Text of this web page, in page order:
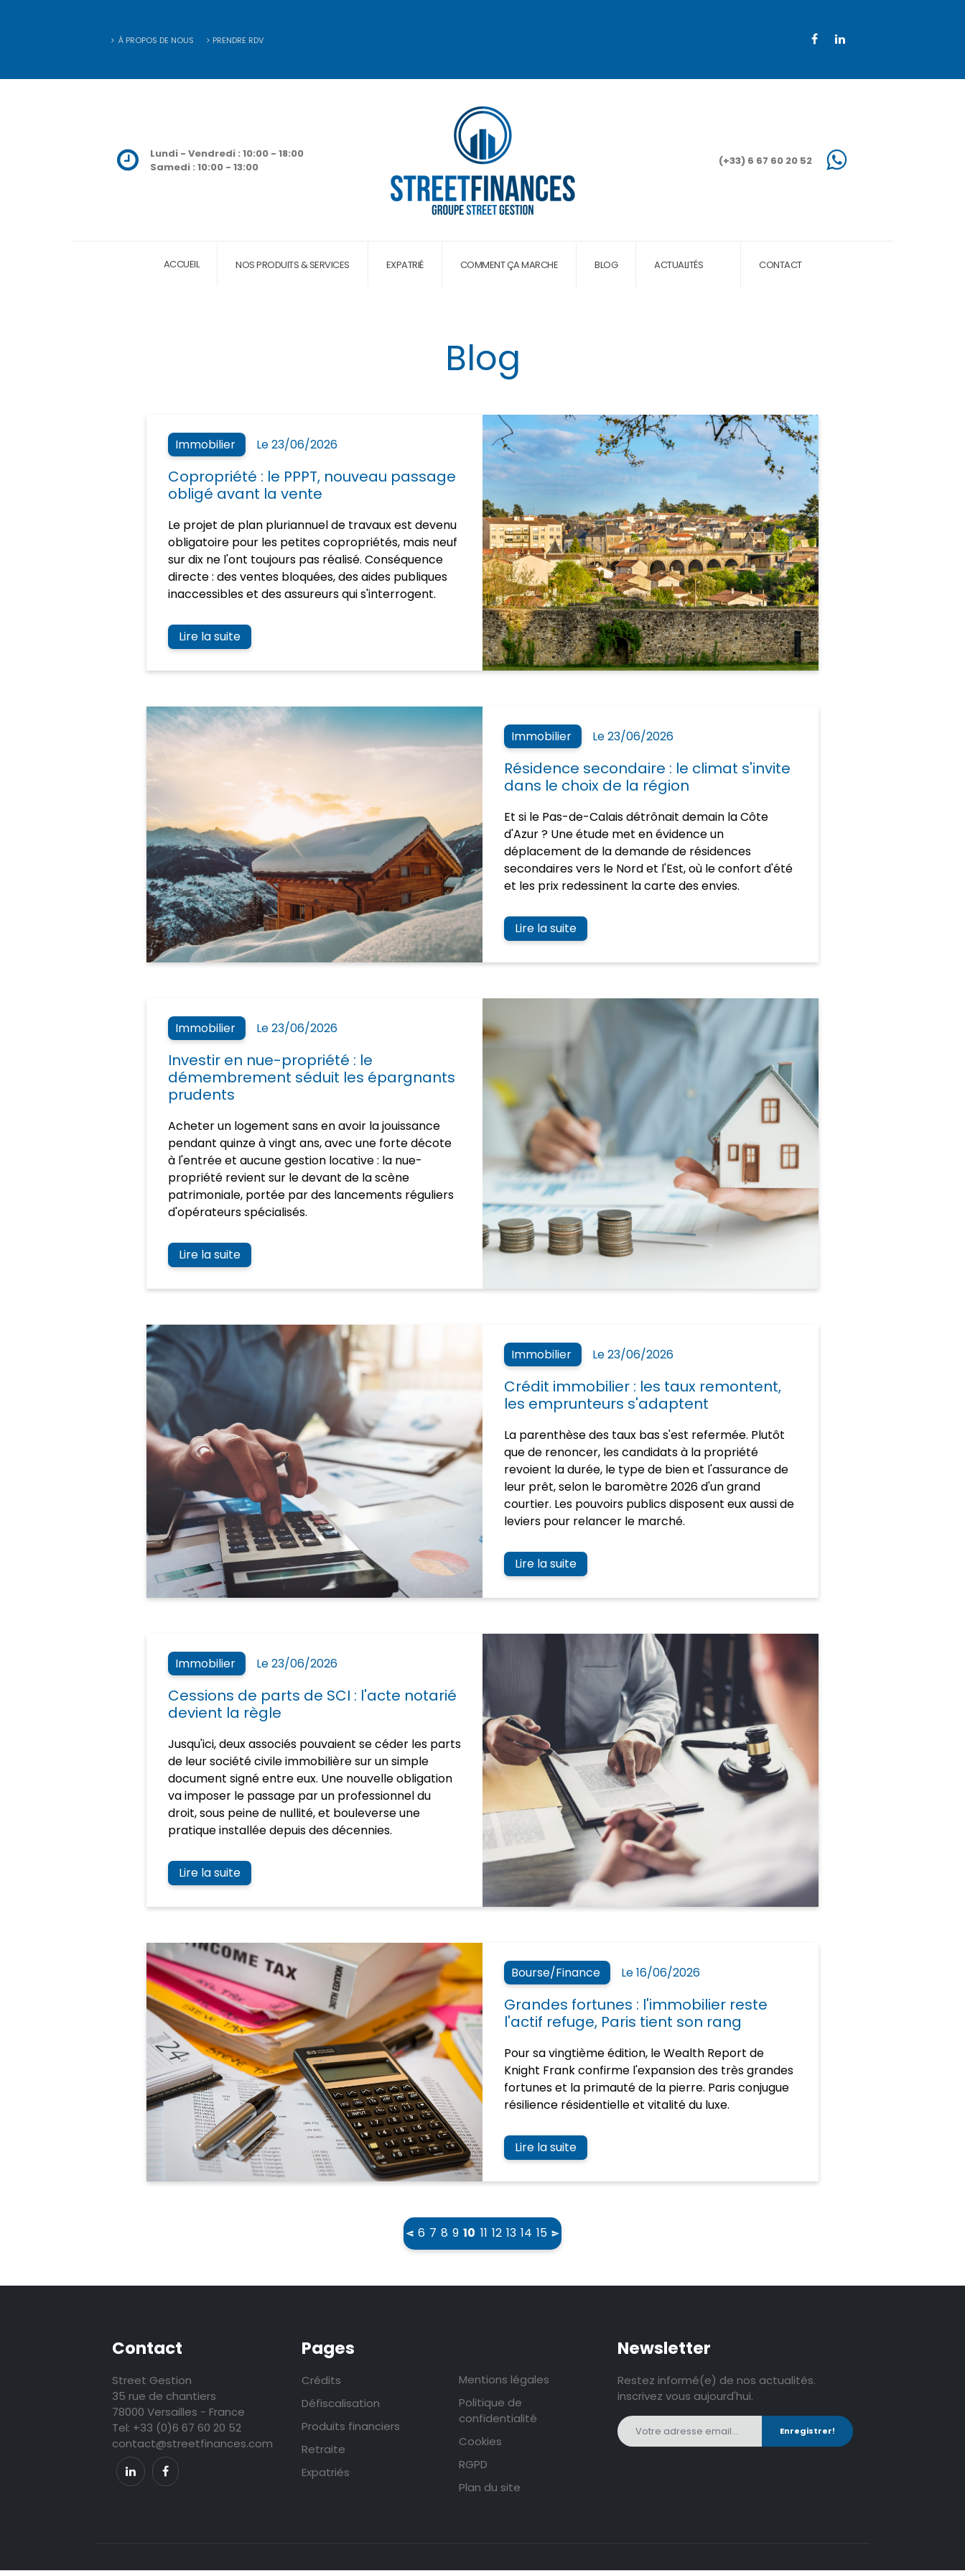
À PROPOS DE NOUS PRENDRE RDV
Lundi - Vendredi : 10:00 - 18:00
Samedi : 10:00 - 13:00
(+33) 6 67 60 20 52
ACCUEIL NOS PRODUITS & SERVICES EXPATRIÉ COMMENT ÇA MARCHE BLOG ACTUALITÉS CONTACT
Blog
Immobilier Le 23/06/2026
Copropriété : le PPPT, nouveau passage
obligé avant la vente
Le projet de plan pluriannuel de travaux est devenu
obligatoire pour les petites copropriétés, mais neuf
sur dix ne l'ont toujours pas réalisé. Conséquence
directe : des ventes bloquées, des aides publiques
inaccessibles et des assureurs qui s'interrogent.
Lire la suite
Immobilier Le 23/06/2026
Résidence secondaire : le climat s'invite
dans le choix de la région
Et si le Pas-de-Calais détrônait demain la Côte
d'Azur ? Une étude met en évidence un
déplacement de la demande de résidences
secondaires vers le Nord et l'Est, où le confort d'été
et les prix redessinent la carte des envies.
Lire la suite
Immobilier Le 23/06/2026
Investir en nue-propriété : le
démembrement séduit les épargnants
prudents
Acheter un logement sans en avoir la jouissance
pendant quinze à vingt ans, avec une forte décote
à l'entrée et aucune gestion locative : la nue-
propriété revient sur le devant de la scène
patrimoniale, portée par des lancements réguliers
d'opérateurs spécialisés.
Lire la suite
Immobilier Le 23/06/2026
Crédit immobilier : les taux remontent,
les emprunteurs s'adaptent
La parenthèse des taux bas s'est refermée. Plutôt
que de renoncer, les candidats à la propriété
revoient la durée, le type de bien et l'assurance de
leur prêt, selon le baromètre 2026 d'un grand
courtier. Les pouvoirs publics disposent eux aussi de
leviers pour relancer le marché.
Lire la suite
Immobilier Le 23/06/2026
Cessions de parts de SCI : l'acte notarié
devient la règle
Jusqu'ici, deux associés pouvaient se céder les parts
de leur société civile immobilière sur un simple
document signé entre eux. Une nouvelle obligation
va imposer le passage par un professionnel du
droit, sous peine de nullité, et bouleverse une
pratique installée depuis des décennies.
Lire la suite
Bourse/Finance Le 16/06/2026
Grandes fortunes : l'immobilier reste
l'actif refuge, Paris tient son rang
Pour sa vingtième édition, le Wealth Report de
Knight Frank confirme l'expansion des très grandes
fortunes et la primauté de la pierre. Paris conjugue
résilience résidentielle et vitalité du luxe.
Lire la suite
6 7 8 9 10 (current)
11 12 13 14 15
Contact
Street Gestion
35 rue de chantiers
78000 Versailles - France
Tel: +33 (0)6 67 60 20 52
contact@streetfinances.com
Pages
Crédits
Défiscalisation
Produits financiers
Retraite
Expatriés
Mentions légales
Politique de
confidentialité
Cookies
RGPD
Plan du site
Newsletter
Restez informé(e) de nos actualités.
inscrivez vous aujourd'hui.
Enregistrer!